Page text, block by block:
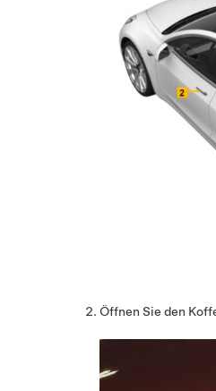
Öffnen Sie den